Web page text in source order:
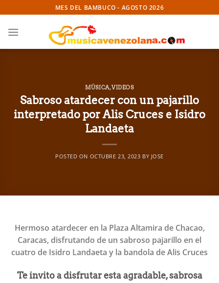
to
content
MES DEL BAMBUCO - AGOSTO 2026
MÚSICA,VIDEOS
Sabroso atardecer con un pajarillo
interpretado por Alis Cruces e Isidro
Landaeta
POSTED ON OCTUBRE 23, 2023 BY JOSE
Hermoso atardecer en la Plaza Altamira de Chacao,
Caracas, disfrutando de un sabroso pajarillo en el
cuatro de Isidro Landaeta y la bandola de Alis Cruces
Te invito a disfrutar esta agradable, sabrosa